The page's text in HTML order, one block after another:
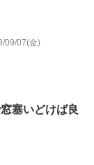
09/07(金)
塞いどけば良